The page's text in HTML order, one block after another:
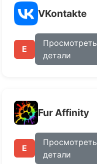
VKontakte
E
Просмотреть
детали
Fur Affinity
E
Просмотреть
детали